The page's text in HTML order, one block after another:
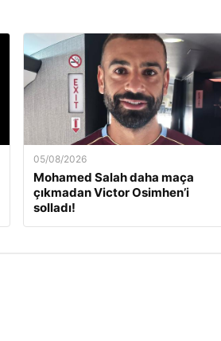
05/08/2026
Mohamed Salah daha maça
çıkmadan Victor Osimhen’i
solladı!